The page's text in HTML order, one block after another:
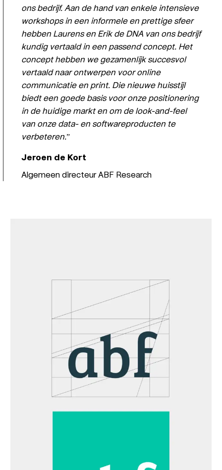
ons bedrijf. Aan de hand van enkele intensieve
workshops in een informele en prettige sfeer
hebben Laurens en Erik de DNA van ons bedrijf
kundig vertaald in een passend concept. Het
concept hebben we gezamenlijk succesvol
vertaald naar ontwerpen voor online
communicatie en print. Die nieuwe huisstijl
biedt een goede basis voor onze positionering
in de huidige markt en om de look-and-feel
van onze data- en softwareproducten te
verbeteren.
Jeroen de Kort
Algemeen directeur ABF Research